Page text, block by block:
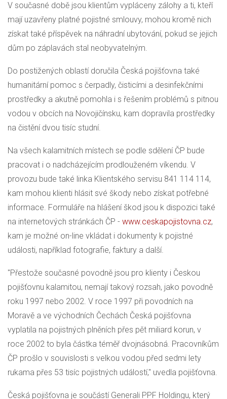
V současné době jsou klientům vypláceny zálohy a ti, kteří
mají uzavřeny platné pojistné smlouvy, mohou kromě nich
získat také příspěvek na náhradní ubytování, pokud se jejich
dům po záplavách stal neobyvatelným.
Do postižených oblastí doručila Česká pojišťovna také
humanitární pomoc s čerpadly, čisticími a desinfekčními
prostředky a akutně pomohla i s řešením problémů s pitnou
vodou v obcích na Novojičínsku, kam dopravila prostředky
na čistění dvou tisíc studní.
Na všech kalamitních místech se podle sdělení ČP bude
pracovat i o nadcházejícím prodlouženém víkendu. V
provozu bude také linka Klientského servisu 841 114 114,
kam mohou klienti hlásit své škody nebo získat potřebné
informace. Formuláře na hlášení škod jsou k dispozici také
na internetových stránkách ČP - www.ceskapojistovna.cz,
kam je možné on-line vkládat i dokumenty k pojistné
události, například fotografie, faktury a další.
"Přestože současné povodně jsou pro klienty i Českou
pojišťovnu kalamitou, nemají takový rozsah, jako povodně
roku 1997 nebo 2002. V roce 1997 při povodních na
Moravě a ve východních Čechách Česká pojišťovna
vyplatila na pojistných plněních přes pět miliard korun, v
roce 2002 to byla částka téměř dvojnásobná. Pracovníkům
ČP prošlo v souvislosti s velkou vodou před sedmi lety
rukama přes 53 tisíc pojistných událostí," uvedla pojišťovna.
Česká pojišťovna je součástí Generali PPF Holdingu, který